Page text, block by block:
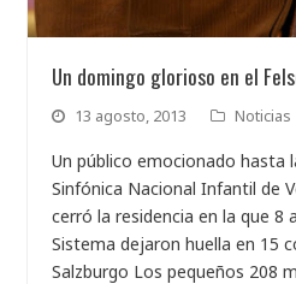
Un domingo glorioso en el
13 agosto, 2013 Noticias
Un público emocionado hasta
Sinfónica Nacional Infantil de
cerró la residencia en la que 8
Sistema dejaron huella en 15
Salzburgo Los pequeños 208